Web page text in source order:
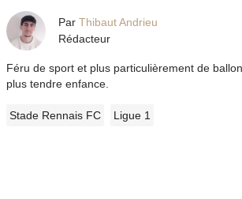
Par Thibaut Andrieu
Rédacteur
Féru de sport et plus particulièrement de
plus tendre enfance.
Stade Rennais FC Ligue 1